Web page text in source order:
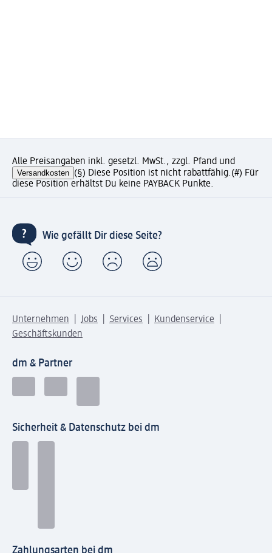
Alle Preisangaben inkl. gesetzl. MwSt., zzgl. Pfand und
Versandkosten (§) Diese Position ist nicht rabattfähig.(#) Für
diese Position erhältst Du keine PAYBACK Punkte.
Wie gefällt Dir diese Seite?
Unternehmen Jobs Services
Kundenservice
Geschäftskunden
dm & Partner
Sicherheit & Datenschutz bei dm
Zahlungsarten bei dm